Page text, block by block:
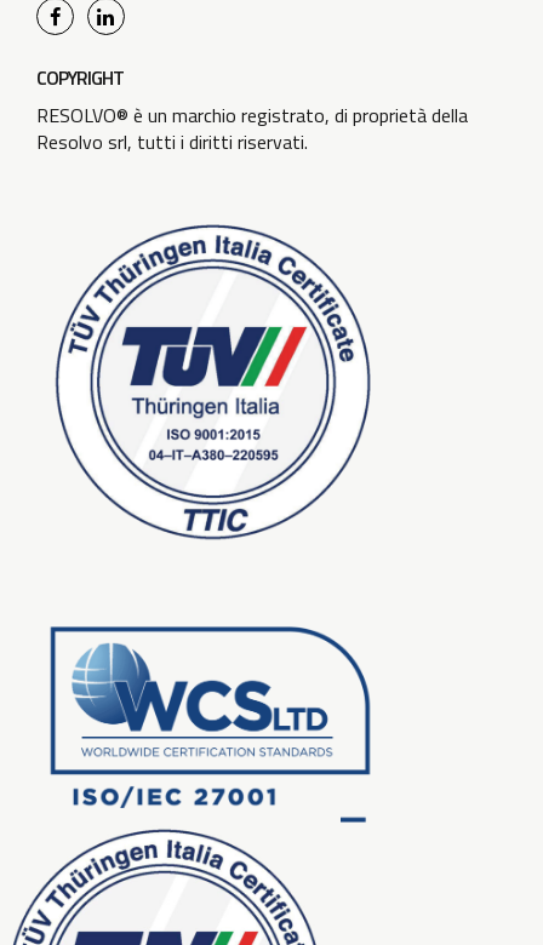
COPYRIGHT
RESOLVO® è un marchio registrato, di proprietà della
Resolvo srl, tutti i diritti riservati.